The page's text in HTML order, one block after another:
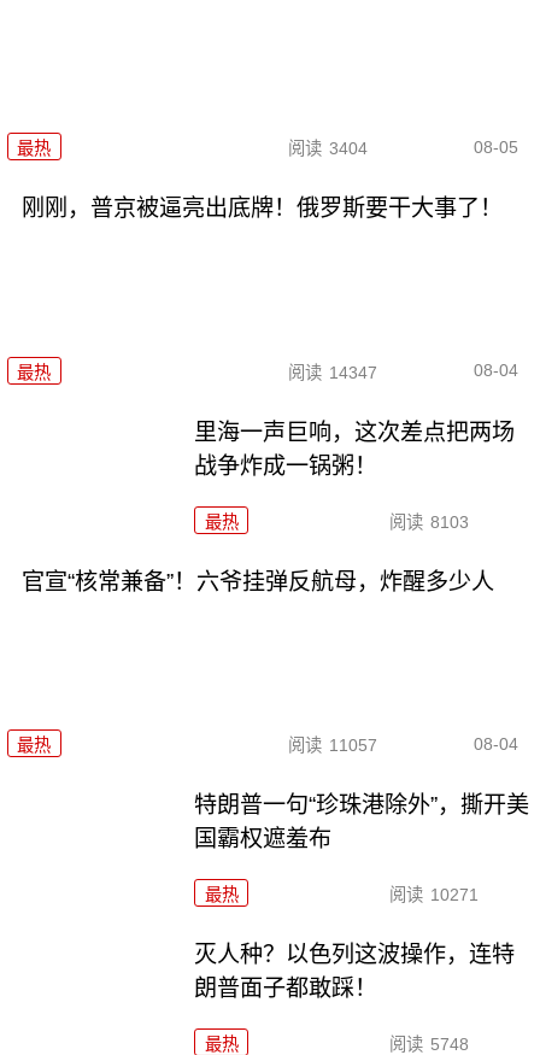
最热 阅读 3404 08-05
刚刚，普京被逼亮出底牌！俄罗斯要干大事了！
最热 阅读 14347 08-04
里海一声巨响，这次差点把两场
战争炸成一锅粥！
最热 阅读 8103
官宣“核常兼备”！六爷挂弹反航母，炸醒多少人
最热 阅读 11057 08-04
特朗普一句“珍珠港除外”，撕开美
国霸权遮羞布
最热 阅读 10271
灭人种？以色列这波操作，连特
朗普面子都敢踩！
最热 阅读 5748